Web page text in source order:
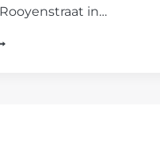
in…